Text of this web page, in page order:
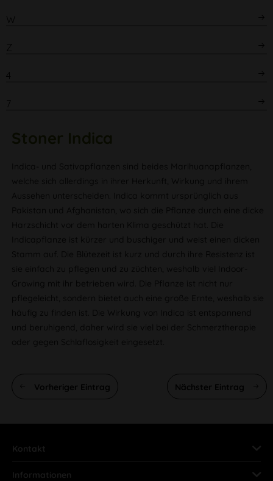
W
Z
4
7
Stoner Indica
Vorheriger Eintrag Nächster Eintrag
Kontakt
Informationen